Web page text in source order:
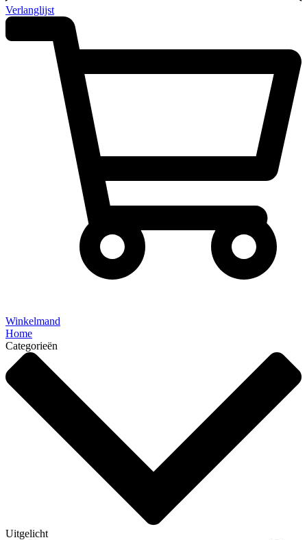
Verlanglijst
Winkelmand
Home
Categorieën
Uitgelicht